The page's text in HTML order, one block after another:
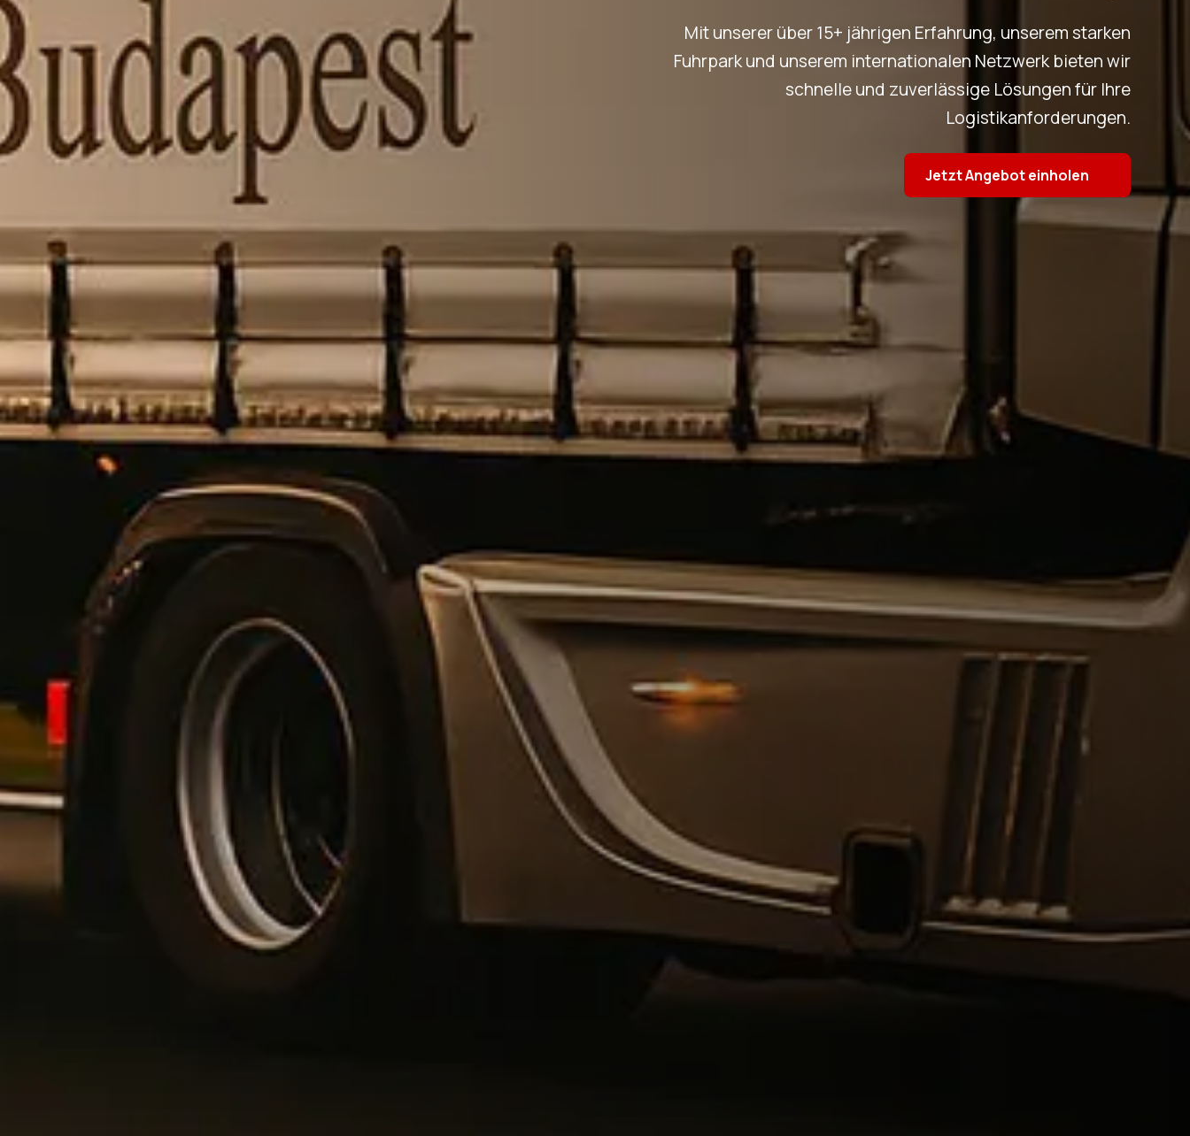
Mit unserer über 15+ jährigen Erfahrung, unserem starken
Fuhrpark und unserem internationalen Netzwerk bieten wir
schnelle und zuverlässige Lösungen für Ihre
Logistikanforderungen.
Jetzt Angebot einholen